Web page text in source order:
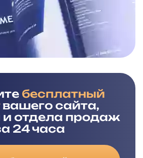
бесплатный
вашего сайта,
отдела продаж
24 часа